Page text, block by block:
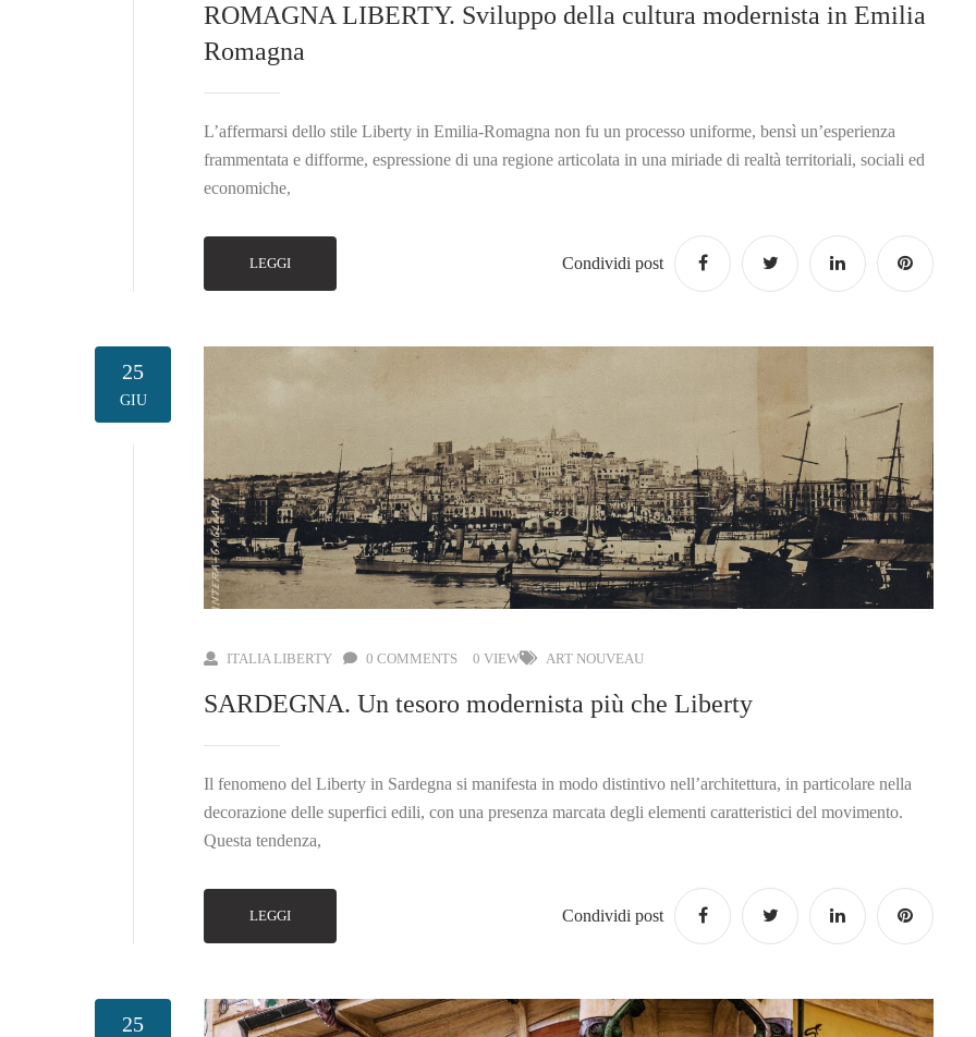
ROMAGNA LIBERTY. Sviluppo della cultura modernista in Emilia
Romagna
L’affermarsi dello stile Liberty in Emilia-Romagna non fu un processo uniforme, bensì un’esperienza
frammentata e difforme, espressione di una regione articolata in una miriade di realtà territoriali, sociali ed
economiche,
LEGGI Condividi post
25
GIU
ITALIA LIBERTY 0 COMMENTS 0 VIEW ART NOUVEAU
SARDEGNA. Un tesoro modernista più che Liberty
Il fenomeno del Liberty in Sardegna si manifesta in modo distintivo nell’architettura, in particolare nella
decorazione delle superfici edili, con una presenza marcata degli elementi caratteristici del movimento.
Questa tendenza,
LEGGI Condividi post
25